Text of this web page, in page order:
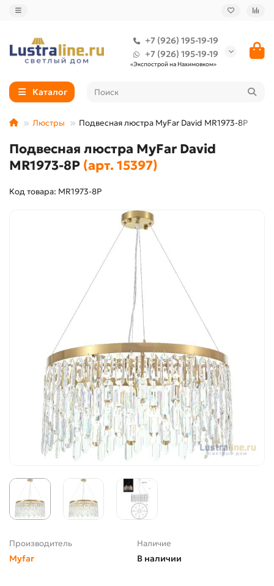
+7 (926) 195-19-19
+7 (926) 195-19-19
«Экспострой на Нахимовком»
Каталог
Люстры Подвесная люстра MyFar David MR1973-8P
Подвесная люстра MyFar David
MR1973-8P (арт. 15397)
Код товара: MR1973-8P
Производитель
Myfar
Наличие
В наличии